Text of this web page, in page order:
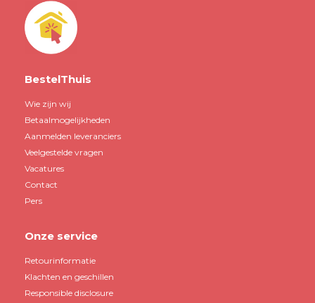
BestelThuis
Wie zijn wij
Betaalmogelijkheden
Aanmelden leveranciers
Veelgestelde vragen
Vacatures
Contact
Pers
Onze service
Retourinformatie
Klachten en geschillen
Responsible disclosure